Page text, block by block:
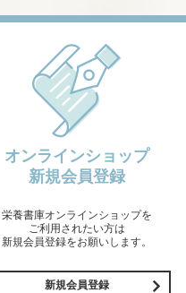
オンラインショップ
新規会員登録
栄養書庫オンラインショップを
ご利用されたい方は
新規会員登録をお願いします。
新規会員登録